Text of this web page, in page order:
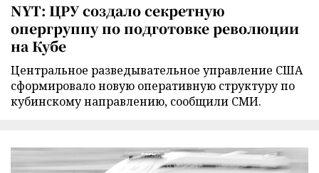
NYT: ЦРУ создало секретную
опергруппу по подготовке революции
на Кубе
Центральное разведывательное управление США
сформировало новую оперативную структуру по
кубинскому направлению, сообщили СМИ.